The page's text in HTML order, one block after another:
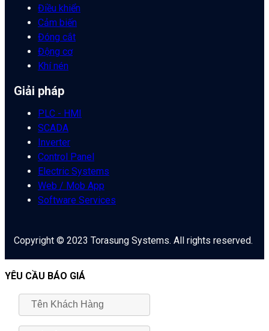
Điều khiển
Cảm biến
Đóng cắt
Động cơ
Khí nén
Giải pháp
PLC - HMI
SCADA
Inverter
Control Panel
Electric Systems
Web / Mob App
Software Services
Copyright © 2023 Torasung Systems. All rights reserved.
YÊU CẦU BÁO GIÁ